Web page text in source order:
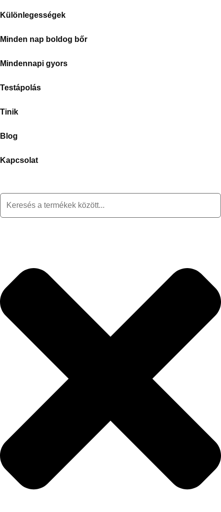
Különlegességek
Minden nap boldog bőr
Mindennapi gyors
Testápolás
Tinik
Blog
Kapcsolat